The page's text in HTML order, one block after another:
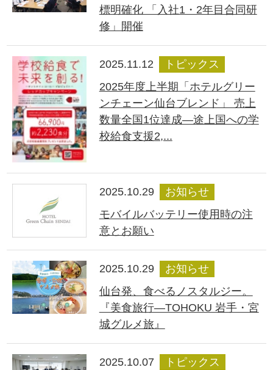
標明確化 「入社1・2年目合同研
修」開催
2025.11.12
トピックス
2025年度上半期「ホテルグリー
ンチェーン仙台ブレンド」 売上
数量全国1位達成―途上国への学
校給食支援2,...
2025.10.29
お知らせ
モバイルバッテリー使用時の注
意とお願い
2025.10.29
お知らせ
仙台発、食べるノスタルジー。
『美食旅行―TOHOKU 岩手・宮
城グルメ旅』
2025.10.07
トピックス